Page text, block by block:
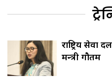
राष्ट्रिय सेवा
मन्त्री गौतम